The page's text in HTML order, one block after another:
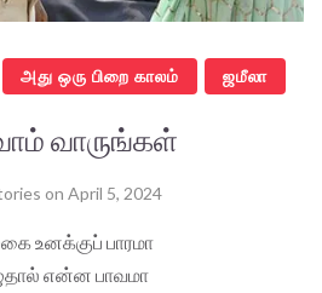
அது ஒரு பிறை காலம் ஜமீலா
வாருங்கள்
on April 5, 2024
உனக்குப் பாரமா
என்ன பாவமா